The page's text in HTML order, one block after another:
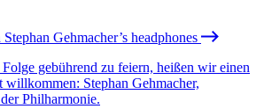
Gehmacher’s headphones
gebührend zu feiern, heißen wir einen
willkommen: Stephan Gehmacher,
Philharmonie.